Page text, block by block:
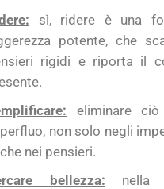
sì, ridere è una
potente, che
rigidi e riporta il
eliminare
non solo negli
nei pensieri.
bellezza:
nella